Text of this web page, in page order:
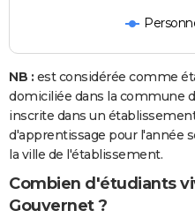
NB : est considérée comme
domiciliée dans la commune
inscrite dans un
d'apprentissage pour l'année
la ville de l'établissement.
Combien d'étudiants
Gouvernet ?